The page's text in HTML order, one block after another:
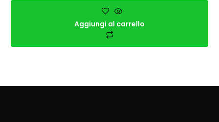
Aggiungi al carrello